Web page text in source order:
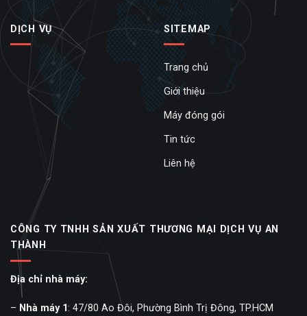
DỊCH VỤ SITEMAP
Trang chủ
Giới thiệu
Máy đóng gói
Tin tức
Liên hệ
CÔNG TY TNHH SẢN XUẤT THƯƠNG MẠI DỊCH VỤ AN
THÀNH
Địa chỉ nhà máy:
– Nhà máy 1: 47/80 Ao Đôi, Phường Bình Trị Đông, TP.HCM